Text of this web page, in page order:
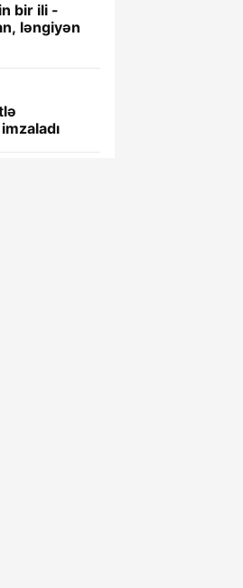
bir ili -
ləngiyən